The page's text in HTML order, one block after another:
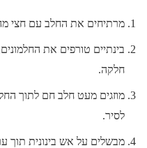
מרתיחים את החלב עם חצי
בינתיים טורפים את
חלקה.
מוזגים מעט חלב חם לתוך
לסיר.
מבשלים על אש בינונית תוך